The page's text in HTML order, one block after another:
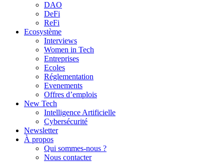
DAO
DeFi
ReFi
Ecosystème
Interviews
Women in Tech
Entreprises
Ecoles
Réglementation
Evenements
Offres d’emplois
New Tech
Intelligence Artificielle
Cybersécurité
Newsletter
À propos
Qui sommes-nous ?
Nous contacter